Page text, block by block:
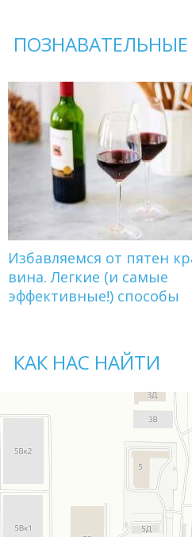
Избавляемся от пятен
вина. Легкие (и самые
эффективные!) способы
КАК НАС НАЙТИ